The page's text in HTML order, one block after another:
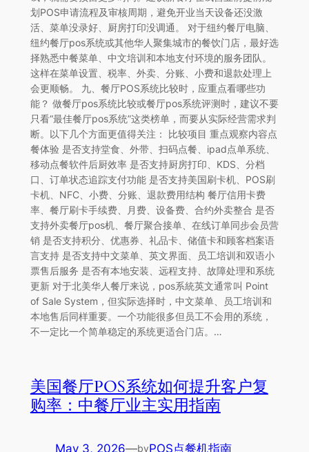
划POS申请流程及审核周期，避免开业当天设备还没激
活、菜单没录好、厨房打印没调通。 对于纽约餐厅电脑、
纽约餐厅pos系统或其他华人聚集城市的餐饮门店，最好选
择熟悉中餐菜单、中文培训和本地支付环境的服务团队。
这样在菜单设置、税率、外卖、分账、小费和退款处理上
会更顺畅。 九、餐厅POS系统比较时，应重点看哪些功
能？ 做餐厅pos系统比较或餐厅pos系统评测时，建议不要
只看“最佳餐厅pos系统”这类榜单，而要从实际经营需求判
断。以下几个方面更值得关注： 比较项目 重点观察内容点
餐体验 是否支持堂食、外带、扫码点餐、ipad点单系统、
移动点餐软件后厨效率 是否支持厨房打印、KDS、分档
口、订单状态追踪支付功能 是否支持美国刷卡机、POS刷
卡机、NFC、小费、分账、退款费用结构 餐厅信用卡费
率、餐厅刷卡手续费、月费、设备费、合约外卖整合 是否
支持外卖餐厅pos机、餐厅聚合接单、在线订单同步会员营
销 是否支持积分、优惠券、礼品卡、储值卡和顾客档案语
言支持 是否支持中文菜单、英文界面、员工培训和双语小
票售后服务 是否有本地安装、远程支持、故障处理和系统
更新 对于北美华人餐厅来说，pos系統英文通常叫 Point
of Sale System，但实际选择时，中文菜单、员工培训和
本地售后同样重要。一个功能很多但员工不会用的系统，
不一定比一个简单稳定的系统更适合门店。…
美国餐厅POS系统如何提升客户复
购率：中餐厅业主实用指南
May 3, 2026—byPOS点餐机指南